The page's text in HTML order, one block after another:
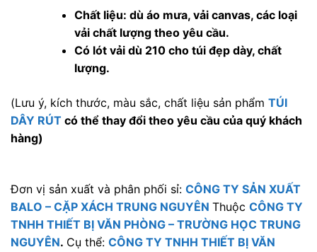
Chất liệu: dù áo mưa, vải canvas, các loại
vải chất lượng theo yêu cầu.
Có lót vải dù 210 cho túi đẹp dày, chất
lượng.
(Lưu ý, kích thước, màu sắc, chất liệu sản phẩm TÚI
DÂY RÚT có thể thay đổi theo yêu cầu của quý khách
hàng)
Đơn vị sản xuất và phân phối sỉ: CÔNG TY SẢN XUẤT
BALO – CẶP XÁCH TRUNG NGUYÊN Thuộc CÔNG TY
TNHH THIẾT BỊ VĂN PHÒNG – TRƯỜNG HỌC TRUNG
NGUYÊN. Cụ thể: CÔNG TY TNHH THIẾT BỊ VĂN